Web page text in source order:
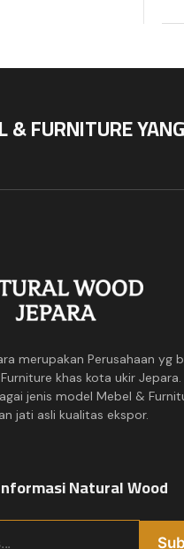
& FURNITURE
merupakan Perusahaan yg
khas kota ukir Jepara.
jenis model Mebel &
jati asli kualitas ekspor.
Natural Wood